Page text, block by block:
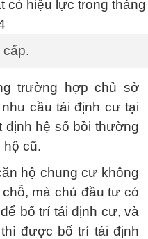
trường hợp chủ sở
cầu tái định cư tại
định hệ số bồi thường
hộ cũ.
hộ chung cư không
mà chủ đầu tư có
bố trí tái định cư, và
được bố trí tái định